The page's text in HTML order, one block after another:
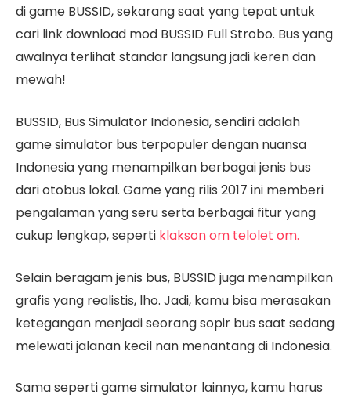
di game BUSSID, sekarang saat yang tepat untuk
cari link download mod BUSSID Full Strobo. Bus yang
awalnya terlihat standar langsung jadi keren dan
mewah!
BUSSID, Bus Simulator Indonesia, sendiri adalah
game simulator bus terpopuler dengan nuansa
Indonesia yang menampilkan berbagai jenis bus
dari otobus lokal. Game yang rilis 2017 ini memberi
pengalaman yang seru serta berbagai fitur yang
cukup lengkap, seperti klakson om telolet om.
Selain beragam jenis bus, BUSSID juga menampilkan
grafis yang realistis, lho. Jadi, kamu bisa merasakan
ketegangan menjadi seorang sopir bus saat sedang
melewati jalanan kecil nan menantang di Indonesia.
Sama seperti game simulator lainnya, kamu harus